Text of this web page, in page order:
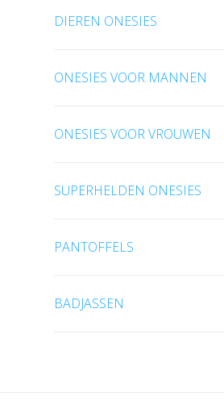
DIEREN ONESIES
ONESIES VOOR MANNEN
ONESIES VOOR VROUWEN
SUPERHELDEN ONESIES
PANTOFFELS
BADJASSEN